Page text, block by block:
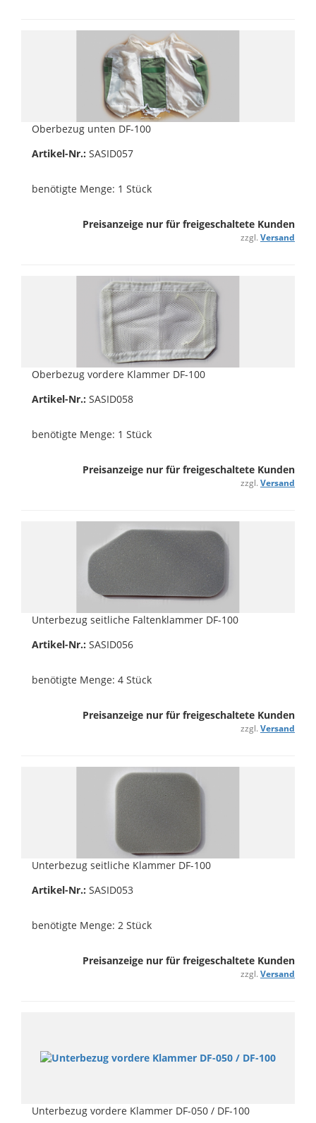
Oberbezug unten DF-100
Artikel-Nr.: SASID057
benötigte Menge: 1 Stück
Preisanzeige nur für freigeschaltete Kunden
zzgl. Versand
Oberbezug vordere Klammer DF-100
Artikel-Nr.: SASID058
benötigte Menge: 1 Stück
Preisanzeige nur für freigeschaltete Kunden
zzgl. Versand
Unterbezug seitliche Faltenklammer DF-100
Artikel-Nr.: SASID056
benötigte Menge: 4 Stück
Preisanzeige nur für freigeschaltete Kunden
zzgl. Versand
Unterbezug seitliche Klammer DF-100
Artikel-Nr.: SASID053
benötigte Menge: 2 Stück
Preisanzeige nur für freigeschaltete Kunden
zzgl. Versand
Unterbezug vordere Klammer DF-050 / DF-100